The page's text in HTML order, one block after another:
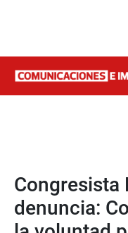
Congresista
denuncia: